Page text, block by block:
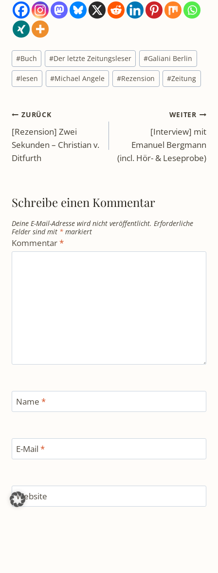
Schlagworte:
#Buch #Der letzte Zeitungsleser #Galiani Berlin
#lesen #Michael Angele #Rezension #Zeitung
Beitragsnavigation
ZURÜCK
[Rezension] Zwei
Sekunden – Christian v.
Ditfurth
WEITER
[Interview] mit
Emanuel Bergmann
(incl. Hör- & Leseprobe)
Schreibe einen Kommentar
Deine E-Mail-Adresse wird nicht veröffentlicht. Erforderliche
Felder sind mit * markiert
Kommentar*
Name *
E-Mail *
Website